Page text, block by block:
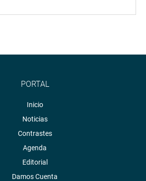
PORTAL
Inicio
Noticias
Contrastes
Agenda
Editorial
Damos Cuenta